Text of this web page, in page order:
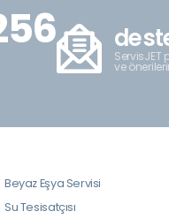
ve
Beyaz Eşya Servisi
Su Tesisatçısı